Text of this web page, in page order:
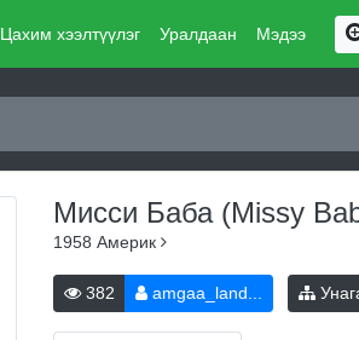
Цахим хээлтүүлэг Уралдаан Мэдээ
Мисси Баба (Missy
1958 Америк
382 amgaa_land...